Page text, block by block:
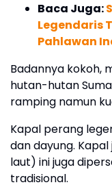
Baca Juga:
Legendaris
Pahlawan
Badannya kokoh,
hutan-hutan
ramping namun
Kapal perang
dan dayung.
laut) ini juga
tradisional.